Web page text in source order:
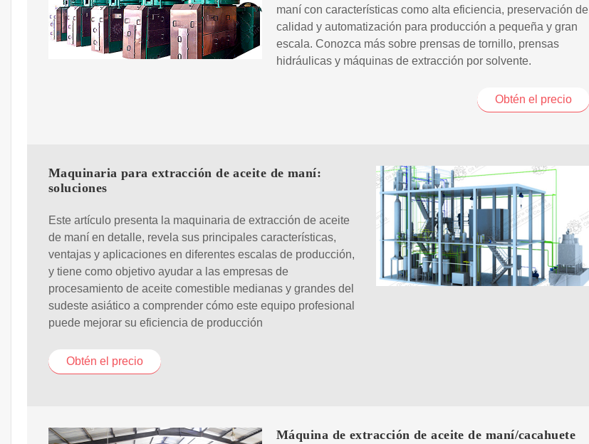
maní con características como alta eficiencia, preservación de
calidad y automatización para producción a pequeña y gran
escala. Conozca más sobre prensas de tornillo, prensas
hidráulicas y máquinas de extracción por solvente.
Obtén el precio
Maquinaria para extracción de aceite de maní:
soluciones
Este artículo presenta la maquinaria de extracción de aceite
de maní en detalle, revela sus principales características,
ventajas y aplicaciones en diferentes escalas de producción,
y tiene como objetivo ayudar a las empresas de
procesamiento de aceite comestible medianas y grandes del
sudeste asiático a comprender cómo este equipo profesional
puede mejorar su eficiencia de producción
Obtén el precio
Máquina de extracción de aceite de maní/cacahuete